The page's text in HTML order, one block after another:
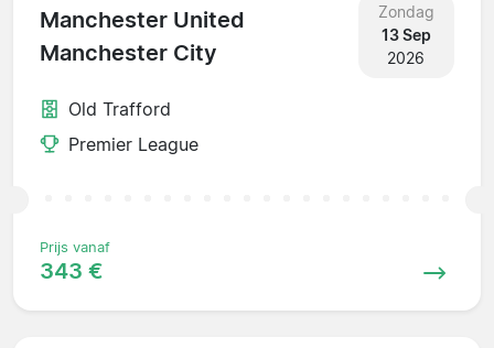
Manchester United
Manchester City
Zondag
13 Sep
2026
Old Trafford
Premier League
Prijs vanaf
343 €